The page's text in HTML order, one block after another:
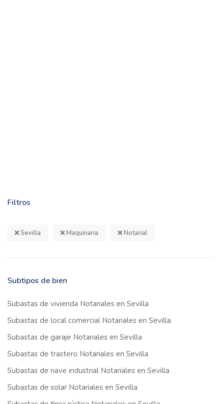
Filtros
Sevilla Maquinaria Notarial
Subtipos de bien
Subastas de vivienda Notariales en Sevilla
Subastas de local comercial Notariales en Sevilla
Subastas de garaje Notariales en Sevilla
Subastas de trastero Notariales en Sevilla
Subastas de nave industrial Notariales en Sevilla
Subastas de solar Notariales en Sevilla